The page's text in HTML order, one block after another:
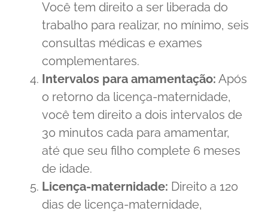
Você tem direito a ser liberada do
trabalho para realizar, no mínimo, seis
consultas médicas e exames
complementares.
Intervalos para amamentação: Após
o retorno da licença-maternidade,
você tem direito a dois intervalos de
30 minutos cada para amamentar,
até que seu filho complete 6 meses
de idade.
Licença-maternidade: Direito a 120
dias de licença-maternidade,